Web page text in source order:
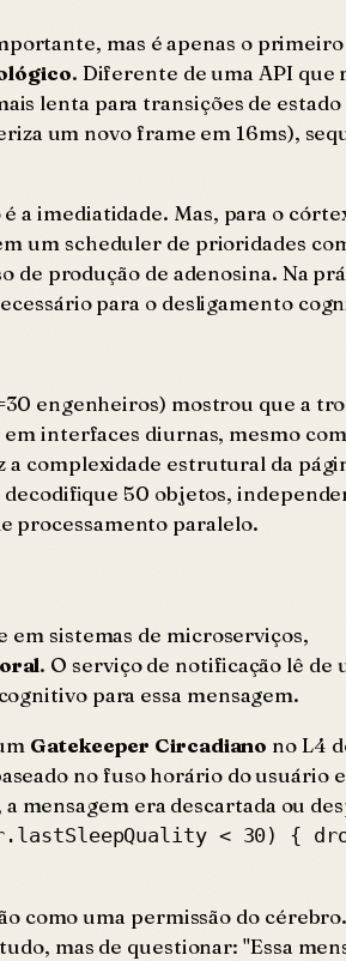
mas é apenas o primeiro
. Diferente de uma API que
lenta para transições de
um novo frame em 16ms),
a imediatidade. Mas, para o
um scheduler de prioridades
produção de adenosina. Na
para o desligamento
engenheiros) mostrou que a
interfaces diurnas, mesmo
complexidade estrutural da
decodifique 50 objetos,
processamento paralelo.
sistemas de microserviços,
. O serviço de notificação lê de
para essa mensagem.
Gatekeeper Circadiano no L4
no fuso horário do usuário
mensagem era descartada ou
< 30) {
como uma permissão do
mas de questionar:"Essa